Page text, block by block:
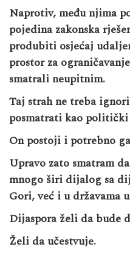
Naprotiv, među njima
pojedina zakonska
produbiti osjećaj
prostor za
smatrali neupitnim.
Taj strah ne treba
posmatrati kao politički
On postoji i potrebno
Upravo zato smatram
mnogo širi dijalog sa
Gori, već i u državama
Dijaspora želi da bude
Želi da učestvuje.